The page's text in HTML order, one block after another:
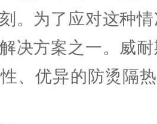
。为了应对这种
决方案之一。威
、优异的防烫隔